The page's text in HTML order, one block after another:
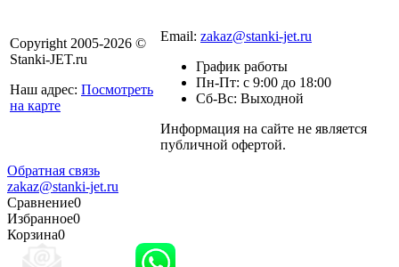
Copyright 2005-2026 ©
Stanki-JET.ru
Наш адрес: Посмотреть
на карте
Email: zakaz@stanki-jet.ru
График работы
Пн-Пт: с 9:00 до 18:00
Сб-Вс: Выходной
Информация на сайте не является
публичной офертой.
Обратная связь
zakaz@stanki-jet.ru
Сравнение0
Избранное0
Корзина0